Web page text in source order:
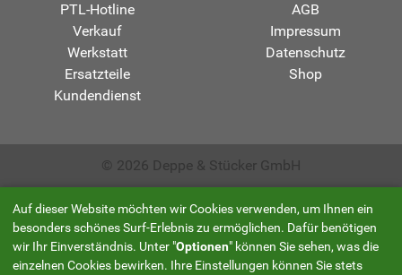
PTL-Hotline
Verkauf
Werkstatt
Ersatzteile
Kundendienst
AGB
Impressum
Datenschutz
Shop
© 2026 Deppe & Stücker GmbH
Auf dieser Website möchten wir Cookies verwenden, um Ihnen ein
besonders schönes Surf-Erlebnis zu ermöglichen. Dafür benötigen
wir Ihr Einverständnis. Unter "Optionen" können Sie sehen, was die
einzelnen Cookies bewirken. Ihre Einstellungen können Sie stets